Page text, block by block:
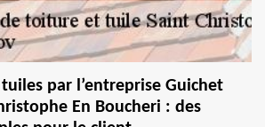
par l’entreprise Guichet
En Boucheri : des